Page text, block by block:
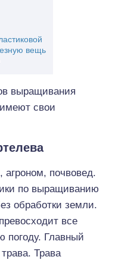
вещь
выращивания
свои
почвовед.
по выращиванию
обработки земли.
все
погоду. Главный
Трава